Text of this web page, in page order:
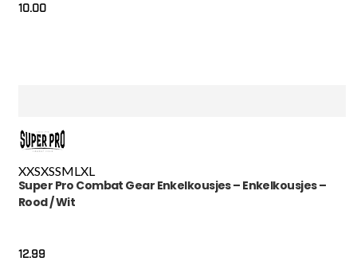
10.00
XXSXSSML XL
Super Pro Combat Gear Enkelkousjes – Enkelkousjes –
Rood / Wit
12.99